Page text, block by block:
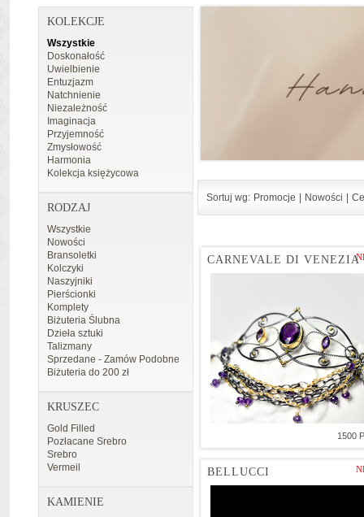
KOLEKCJE
Wszystkie
Doskonałość
Uwielbienie
Entuzjazm
Natchnienie
Niezależność
Imaginacja
Przyjemność
Zmysłowość
Harmonia
Kolekcja księżycowa
RODZAJ
Wszystkie
Nowości
Bransoletki
Kolczyki
Naszyjniki
Pierścionki
Komplety
Biżuteria Ślubna
Dzieła sztuki
Talizmany
Sprzedane - Zamów Podobne
Biżuteria do 200 zł
KRUSZEC
Gold Filled
Pozłacane Srebro
Srebro
Vermeil
KAMIENIE
Sortuj wg: Promocje Nowości
CARNEVALE DI VENEZIA
1500
BELLUCCI